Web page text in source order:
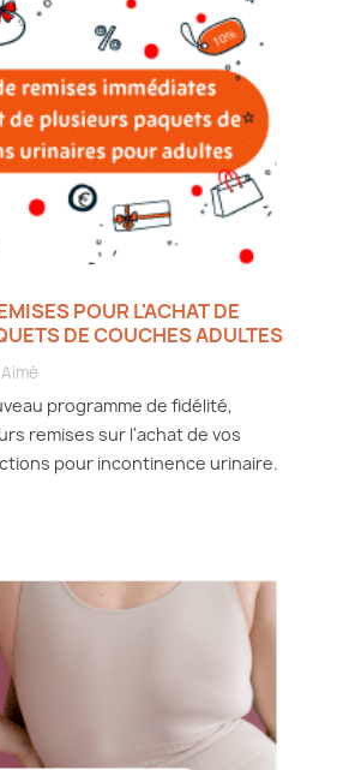
POUR L'ACHAT DE
DE COUCHES ADULTES
Aimé
programme de fidélité,
remises sur l'achat de vos
pour incontinence urinaire.